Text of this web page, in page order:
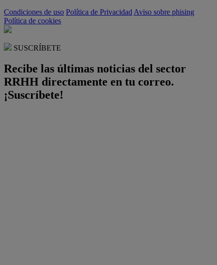
Condiciones de uso Política de Privacidad Aviso sobre phising
Política de cookies
SUSCRÍBETE
Recibe las últimas noticias del sector
RRHH directamente en tu correo.
¡Suscríbete!